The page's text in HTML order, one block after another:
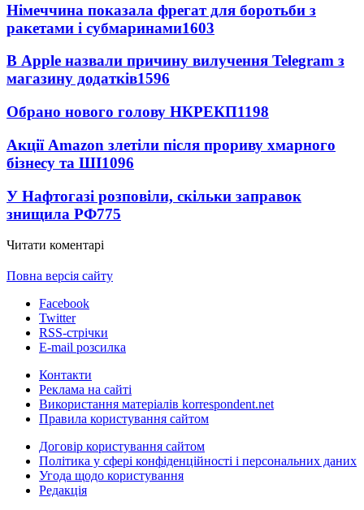
Німеччина показала фрегат для боротьби з
ракетами і субмаринами1603
В Apple назвали причину вилучення Telegram з
магазину додатків1596
Обрано нового голову НКРЕКП1198
Акції Amazon злетіли після прориву хмарного
бізнесу та ШІ1096
У Нафтогазі розповіли, скільки заправок
знищила РФ775
Читати коментарі
Повна версія сайту
Facebook
Twitter
RSS-стрічки
E-mail розсилка
Контакти
Реклама на сайті
Використання матеріалів korrespondent.net
Правила користування сайтом
Договір користування сайтом
Політика у сфері конфіденційності і персональних даних
Угода щодо користування
Редакція